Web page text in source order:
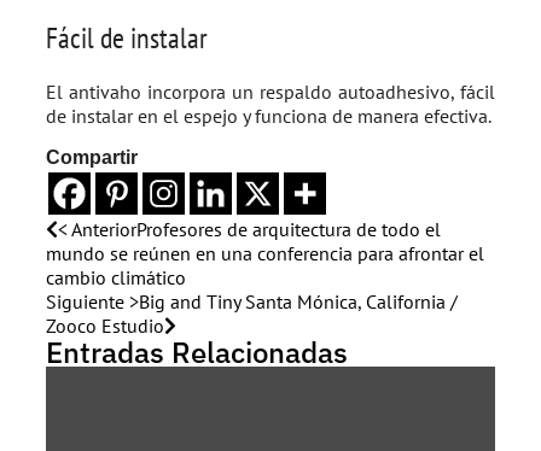
Fácil de instalar
El antivaho incorpora un respaldo autoadhesivo, fácil
de instalar en el espejo y funciona de manera efectiva.
Compartir
< AnteriorProfesores de arquitectura de todo el
mundo se reúnen en una conferencia para afrontar el
cambio climático
Siguiente >Big and Tiny Santa Mónica, California /
Zooco Estudio
Entradas Relacionadas